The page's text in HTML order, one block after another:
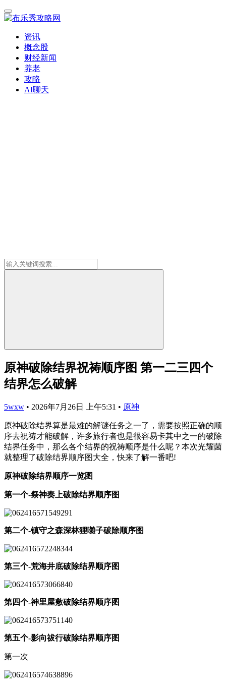
资讯
概念股
财经新闻
养老
攻略
AI聊天
原神破除结界祝祷顺序图 第一二三四个
结界怎么破解
5wxw • 2026年7月26日 上午5:31 • 原神
原神破除结界算是最难的解谜任务之一了，需要按照正确的顺
序去祝祷才能破解，许多旅行者也是很容易卡其中之一的破除
结界任务中，那么各个结界的祝祷顺序是什么呢？本次光耀菌
就整理了破除结界顺序图大全，快来了解一番吧!
原神破除结界顺序一览图
第一个-祭神奏上破除结界顺序图
第二个-镇守之森深林狸囃子破除顺序图
第三个-荒海井底破除结界顺序图
第四个-神里屋敷破除结界顺序图
第五个-影向祓行破除结界顺序图
第一次